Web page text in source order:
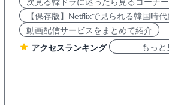
【保存版】Netflixで見られる韓国時
動画配信サービスをまとめて紹介
アクセスランキング
もっと